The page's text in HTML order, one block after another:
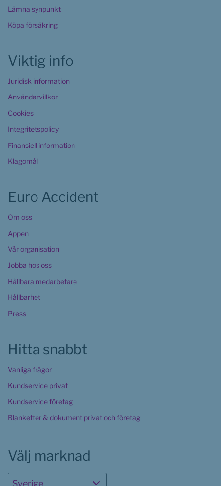
Lämna synpunkt
Köpa försäkring
Viktig info
Juridisk information
Användarvillkor
Cookies
Integritetspolicy
Finansiell information
Klagomål
Euro Accident
Om oss
Appen
Vår organisation
Jobba hos oss
Hållbara medarbetare
Hållbarhet
Press
Hitta snabbt
Vanliga frågor
Kundservice privat
Kundservice företag
Blanketter & dokument privat och företag
Välj marknad
Sverige